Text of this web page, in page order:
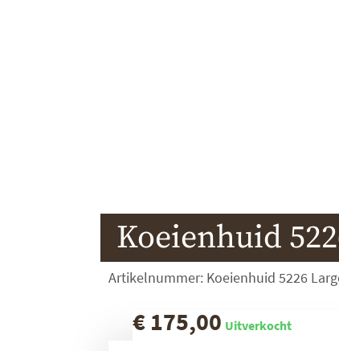
Koeienhuid
Artikelnummer: Koeienhuid 5226
€ 175,00 Uitverkocht